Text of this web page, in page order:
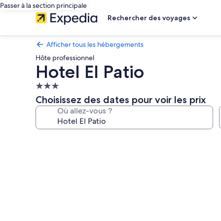
Passer à la section principale
Rechercher des voyages
Afficher tous les hébergements
Hôte professionnel
Hotel El Patio
Hébergement
3.0 étoiles
Choisissez des dates pour voir les prix
Où allez-vous ?